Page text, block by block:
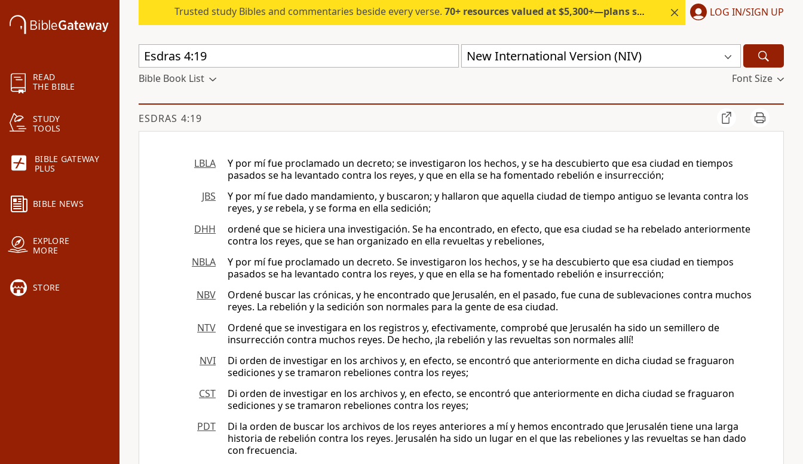
READ
THE BIBLE
STUDY
TOOLS
BIBLE GATEWAY
PLUS
BIBLE NEWS
EXPLORE
MORE
STORE
Trusted study Bibles and commentaries beside every verse. 70+ resources valued at $5,300+—plans start under $6/month. LOG IN/SIGN UP
New International Version (NIV)
Bible Book List Font Size
ESDRAS 4:19
LBLA
Y por mí fue proclamado un decreto; se investigaron los hechos, y se ha descubierto que esa ciudad en tiempos
pasados se ha levantado contra los reyes, y que en ella se ha fomentado rebelión e insurrección;
JBS
Y por mí fue dado mandamiento, y buscaron; y hallaron que aquella ciudad de tiempo antiguo se levanta contra los
reyes, yse rebela, y se forma en ella sedición;
DHH
ordené que se hiciera una investigación. Se ha encontrado, en efecto, que esa ciudad se ha rebelado anteriormente
contra los reyes, que se han organizado en ella revueltas y rebeliones,
NBLA
Y por mí fue proclamado un decreto. Se investigaron los hechos, y se ha descubierto que esa ciudad en tiempos
pasados se ha levantado contra los reyes, y que en ella se ha fomentado rebelión e insurrección;
NBV
Ordené buscar las crónicas, y he encontrado que Jerusalén, en el pasado, fue cuna de sublevaciones contra muchos
reyes. La rebelión y la sedición son normales para la gente de esa ciudad.
NTV
Ordené que se investigara en los registros y, efectivamente, comprobé que Jerusalén ha sido un semillero de
insurrección contra muchos reyes. De hecho, ¡la rebelión y las revueltas son normales allí!
NVI
Di orden de investigar en los archivos y, en efecto, se encontró que anteriormente en dicha ciudad se fraguaron
sediciones y se tramaron rebeliones contra los reyes;
CST
Di orden de investigar en los archivos y, en efecto, se encontró que anteriormente en dicha ciudad se fraguaron
sediciones y se tramaron rebeliones contra los reyes;
PDT
Di la orden de buscar los archivos de los reyes anteriores a mí y hemos encontrado que Jerusalén tiene una larga
historia de rebelión contra los reyes. Jerusalén ha sido un lugar en el que las rebeliones y las revueltas se han dado
con frecuencia.